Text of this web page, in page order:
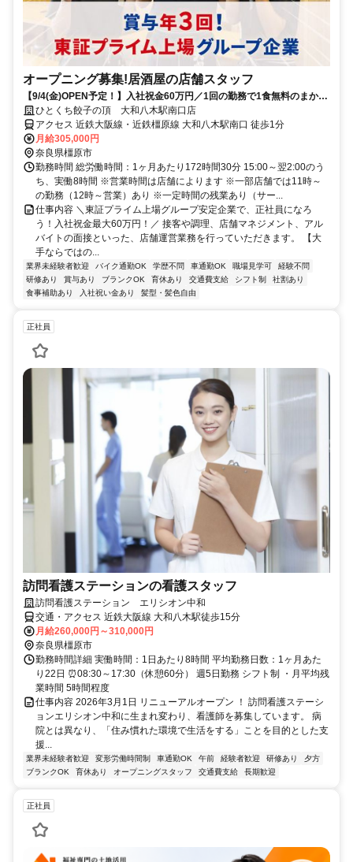
オープニング募集!居酒屋の店舗スタッフ
【9/4(金)OPEN予定！】入社祝金60万円／1回の勤務で1食無料のまかな
いあり！／働きやすい環境づくりに力を入れています◎
ひとくち餃子の頂 大和八木駅南口店
アクセス 近鉄大阪線・近鉄橿原線 大和八木駅南口 徒歩1分
月給305,000円
奈良県橿原市
勤務時間 総労働時間：1ヶ月あたり172時間30分 15:00～翌2:00のう
ち、実働8時間 ※営業時間は店舗によります ※一部店舗では11時～
の勤務（12時～営業）あり ※一定時間の残業あり（サー...
仕事内容 ＼東証プライム上場グループ安定企業で、正社員になろ
う！入社祝金最大60万円！／ 接客や調理、店舗マネジメント、アル
バイトの面接といった、店舗運営業務を行っていただきます。 【大
手ならではの...
業界未経験者歓迎 バイク通勤OK 学歴不問 車通勤OK 職場見学可
経験不問
研修あり
賞与あり ブランクOK 育休あり 交通費支給 シフト制
社割あり
食事補助あり
入社祝い金あり 髪型・髪色自由
正社員
訪問看護ステーションの看護スタッフ
訪問看護ステーション エリシオン中和
交通・アクセス 近鉄大阪線 大和八木駅徒歩15分
月給260,000円～310,000円
奈良県橿原市
勤務時間詳細 実働時間：1日あたり8時間 平均勤務日数：1ヶ月あた
り22日 ⏰08:30～17:30（休憩60分） 週5日勤務 シフト制 ・月平均残
業時間 5時間程度
仕事内容 2026年3月1日 リニューアルオープン ！ 訪問看護ステーシ
ョンエリシオン中和に生まれ変わり、看護師を募集しています。 病
院とは異なり、「住み慣れた環境で生活をする」ことを目的とした支
援...
業界未経験者歓迎 変形労働時間制 車通勤OK 午前 経験者歓迎 研修あり
夕方
ブランクOK
育休あり オープニングスタッフ 交通費支給 長期歓迎
正社員